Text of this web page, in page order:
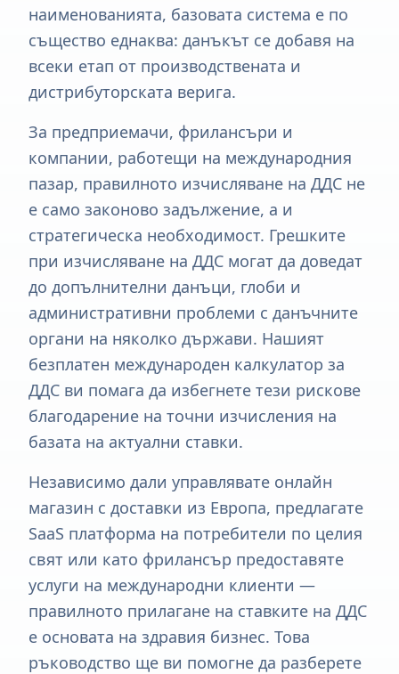
наименованията, базовата система е по
същество еднаква: данъкът се добавя на
всеки етап от производствената и
дистрибуторската верига.
За предприемачи, фрилансъри и
компании, работещи на международния
пазар, правилното изчисляване на ДДС не
е само законово задължение, а и
стратегическа необходимост. Грешките
при изчисляване на ДДС могат да доведат
до допълнителни данъци, глоби и
административни проблеми с данъчните
органи на няколко държави. Нашият
безплатен международен калкулатор за
ДДС ви помага да избегнете тези рискове
благодарение на точни изчисления на
базата на актуални ставки.
Независимо дали управлявате онлайн
магазин с доставки из Европа, предлагате
SaaS платформа на потребители по целия
свят или като фрилансър предоставяте
услуги на международни клиенти —
правилното прилагане на ставките на ДДС
е основата на здравия бизнес. Това
ръководство ще ви помогне да разберете